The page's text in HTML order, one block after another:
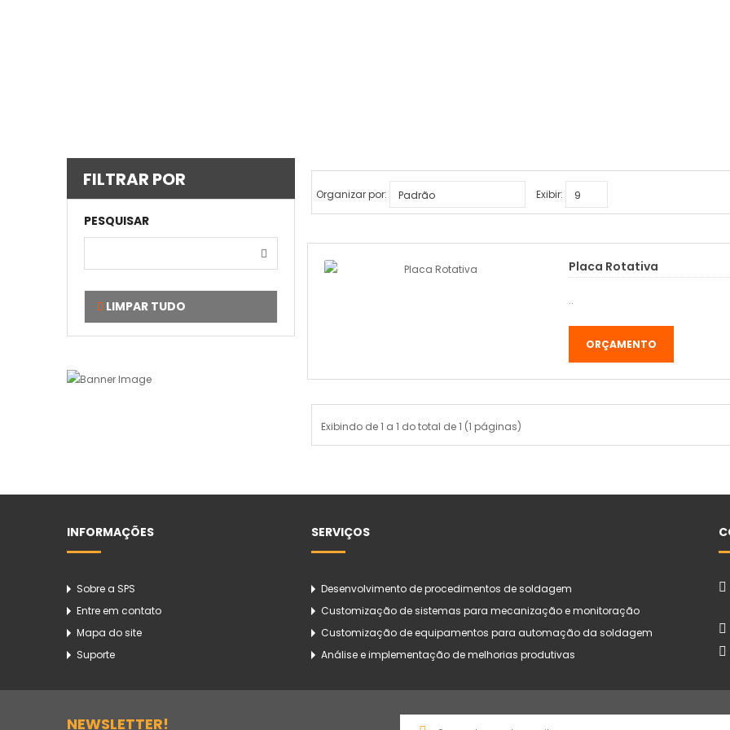
FILTRAR POR
PESQUISAR
LIMPAR TUDO
Organizar por: Exibir:
Placa Rotativa
..
ORÇAMENTO
Exibindo de 1 a 1 do total de 1 (1 páginas)
INFORMAÇÕES
Sobre a SPS
Entre em contato
Mapa do site
Suporte
SERVIÇOS
Desenvolvimento de procedimentos de soldagem
Customização de sistemas para mecanização e monitoração
Customização de equipamentos para automação da soldagem
Análise e implementação de melhorias produtivas
NEWSLETTER!